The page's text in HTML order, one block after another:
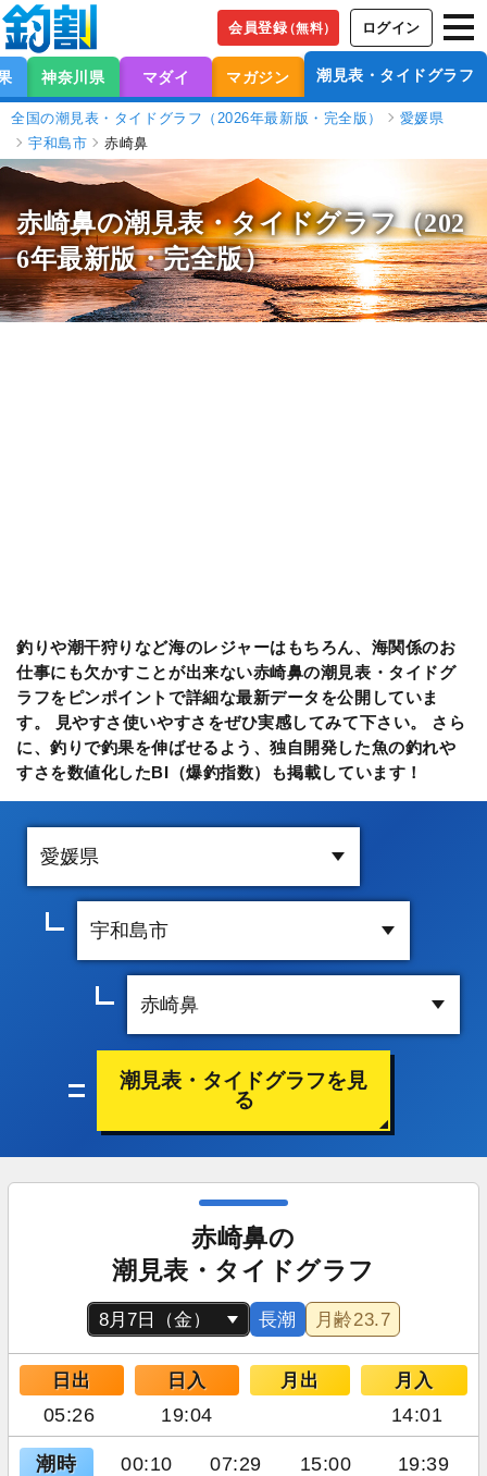
会員登録（無料） ログイン
神奈川県 マダイ マガジン 潮見表・タイドグラフ
全国の潮見表・タイドグラフ（2026年最新版・完全版）
愛媛県
宇和島市
赤崎鼻
赤崎鼻の潮見表・タイドグラフ（202
6年最新版・完全版）
釣りや潮干狩りなど海のレジャーはもちろん、海関係のお
仕事にも欠かすことが出来ない赤崎鼻の潮見表・タイドグ
ラフをピンポイントで詳細な最新データを公開していま
す。 見やすさ使いやすさをぜひ実感してみて下さい。 さら
に、釣りで釣果を伸ばせるよう、独自開発した魚の釣れや
すさを数値化したBI（爆釣指数）も掲載しています！
潮見表・タイドグラフを見
る
赤崎鼻の
潮見表・タイドグラフ
長潮 月齢23.7
日出 日入 月出 月入
05:26 19:04 14:01
潮時 00:10 07:29 15:00 19:39